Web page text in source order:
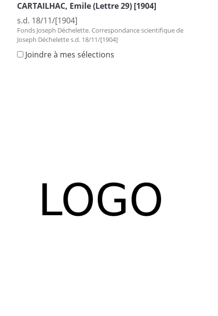
CARTAILHAC, Emile (Lettre 29) [1904]
s.d. 18/11/[1904]
Fonds Joseph Déchelette. Correspondance scientifique de
Joseph Déchelette s.d. 18/11/[1904]
Joindre à mes sélections